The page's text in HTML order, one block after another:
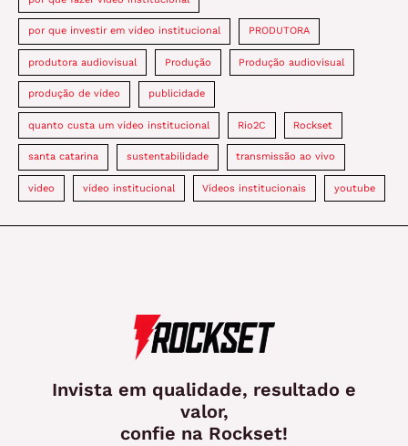
por que investir em vídeo institucional PRODUTORA
produtora audiovisual Produção Produção audiovisual
produção de vídeo publicidade
quanto custa um vídeo institucional Rio2C Rockset
santa catarina sustentabilidade transmissão ao vivo
video vídeo institucional Vídeos institucionais youtube
Invista em qualidade, resultado e
valor,
confie na Rockset!